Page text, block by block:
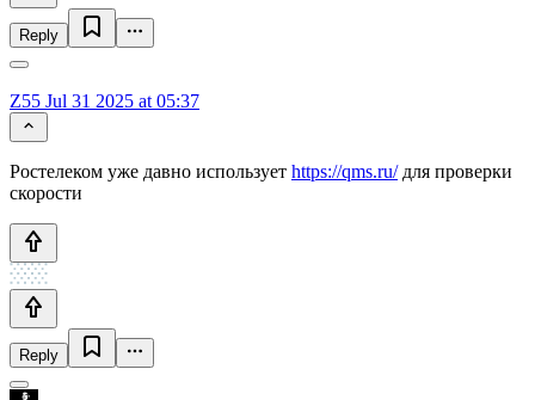
Reply
Z55 Jul 31 2025 at 05:37
Ростелеком уже давно использует https://qms.ru/для проверки
скорости
Reply